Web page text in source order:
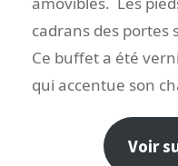
cadrans des portes
Ce buffet a été
qui accentue son
Voir